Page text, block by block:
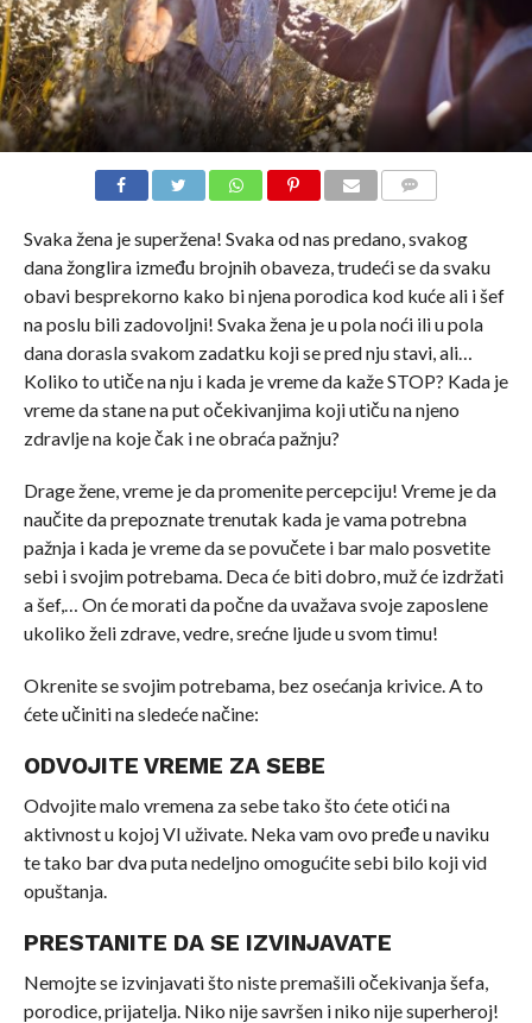
Svaka žena je superžena! Svaka od nas predano, svakog
dana žonglira između brojnih obaveza, trudeći se da svaku
obavi besprekorno kako bi njena porodica kod kuće ali i šef
na poslu bili zadovoljni! Svaka žena je u pola noći ili u pola
dana dorasla svakom zadatku koji se pred nju stavi, ali…
Koliko to utiče na nju i kada je vreme da kaže STOP? Kada je
vreme da stane na put očekivanjima koji utiču na njeno
zdravlje na koje čak i ne obraća pažnju?
Drage žene, vreme je da promenite percepciju! Vreme je da
naučite da prepoznate trenutak kada je vama potrebna
pažnja i kada je vreme da se povučete i bar malo posvetite
sebi i svojim potrebama. Deca će biti dobro, muž će izdržati
a šef,… On će morati da počne da uvažava svoje zaposlene
ukoliko želi zdrave, vedre, srećne ljude u svom timu!
Okrenite se svojim potrebama, bez osećanja krivice. A to
ćete učiniti na sledeće načine:
ODVOJITE VREME ZA SEBE
Odvojite malo vremena za sebe tako što ćete otići na
aktivnost u kojoj VI uživate. Neka vam ovo pređe u naviku
te tako bar dva puta nedeljno omogućite sebi bilo koji vid
opuštanja.
PRESTANITE DA SE IZVINJAVATE
Nemojte se izvinjavati što niste premašili očekivanja šefa,
porodice, prijatelja. Niko nije savršen i niko nije superheroj!